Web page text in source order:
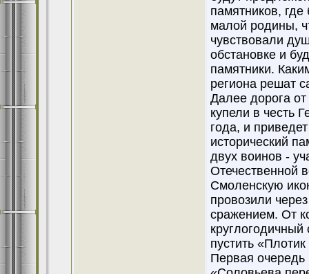
памятников,
малой родины,
чувствовали
обстановке и
памятники.
региона решат
Далее дорога от
купели в честь
года, и
исторический
двух воинов -
Отечественной
Смоленскую
провозили
сражением. От
пустить
Первая очередь